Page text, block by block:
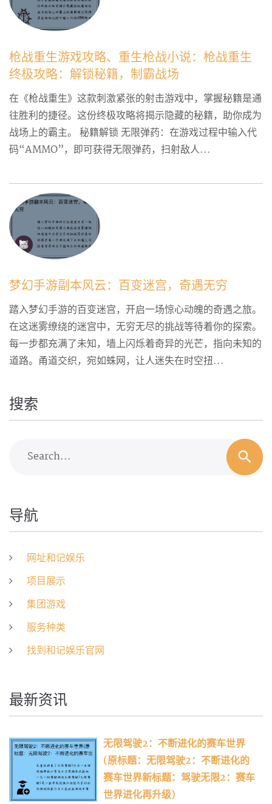
枪战重生游戏攻略、重生枪战小说：枪战重生
终极攻略：解锁秘籍，制霸战场
在《枪战重生》这款刺激紧张的射击游戏中，掌握秘籍是通
往胜利的捷径。这份终极攻略将揭示隐藏的秘籍，助你成为
战场上的霸主。 秘籍解锁 无限弹药：在游戏过程中输入代
码“AMMO”，即可获得无限弹药，扫射敌人...
梦幻手游副本风云：百变迷宫，奇遇无穷
踏入梦幻手游的百变迷宫，开启一场惊心动魄的奇遇之旅。
在这迷雾缭绕的迷宫中，无穷无尽的挑战等待着你的探索。
每一步都充满了未知，墙上闪烁着奇异的光芒，指向未知的
道路。甬道交织，宛如蛛网，让人迷失在时空扭...
搜索
Search...
导航
网址和记娱乐
项目展示
集团游戏
服务种类
找到和记娱乐官网
最新资讯
无限驾驶2：不断进化的赛车世界
(原标题：无限驾驶2：不断进化的
赛车世界新标题：驾驶无限2：赛车
世界进化再升级)